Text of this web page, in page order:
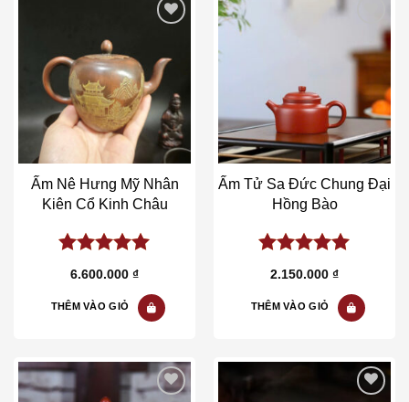
Add to wishlist
Ấm Nê Hưng Mỹ Nhân
Kiên Cổ Kinh Châu
5.00out of
6.600.000 ₫
THÊM VÀO GIỎ
Add to wishlist
Ấm Tử Sa Đức Chung Đại
Hồng Bào
5.00out of
2.150.000 ₫
THÊM VÀO GIỎ